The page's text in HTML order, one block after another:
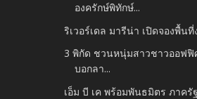
องครักษ์พิทักษ์...
ริเวอร์เดล มารีน่า เปิดจองพื้นที่
3 พิกัด ชวนหนุ่มสาวชาวออฟฟิ
บอกลา...
เอ็ม บี เค พร้อมพันธมิตร ภาครั